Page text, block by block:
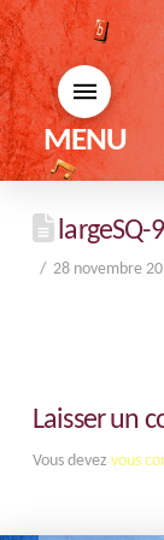
MENU
largeSQ-
28 novembre
Laisser un
Vous devez vous